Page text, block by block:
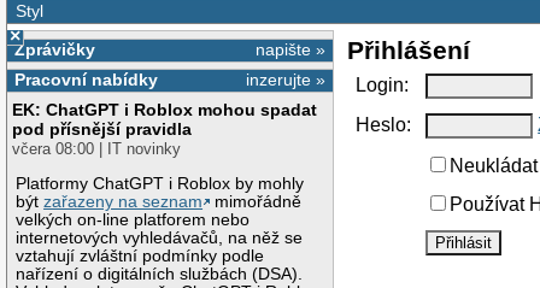
Styl
×
napište »
Zprávičky
inzerujte »
Pracovní nabídky
EK: ChatGPT i Roblox mohou spadat
pod přísnější pravidla
včera 08:00 | IT novinky
Platformy ChatGPT i Roblox by mohly
býtzařazeny na seznam
mimořádně
velkých on-line platforem nebo
internetových vyhledávačů, na něž se
vztahují zvláštní podmínky podle
nařízení o digitálních službách (DSA).
Přihlášení
Login:
Heslo:
Používat